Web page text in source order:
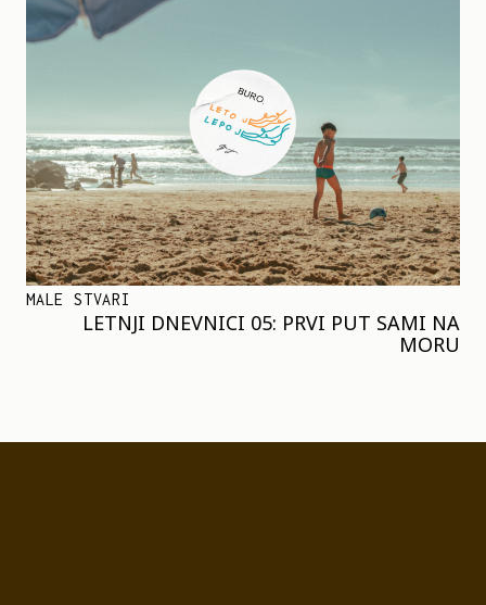
MALE STVARI
LETNJI DNEVNICI 05: PRVI PUT SAMI NA
MORU